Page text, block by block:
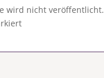
wird nicht veröffentlicht.